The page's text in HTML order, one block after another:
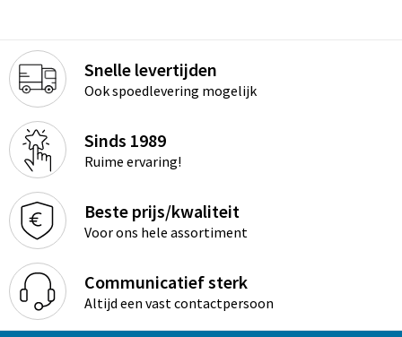
Snelle levertijden
Ook spoedlevering mogelijk
Sinds 1989
Ruime ervaring!
Beste prijs/kwaliteit
Voor ons hele assortiment
Communicatief sterk
Altijd een vast contactpersoon